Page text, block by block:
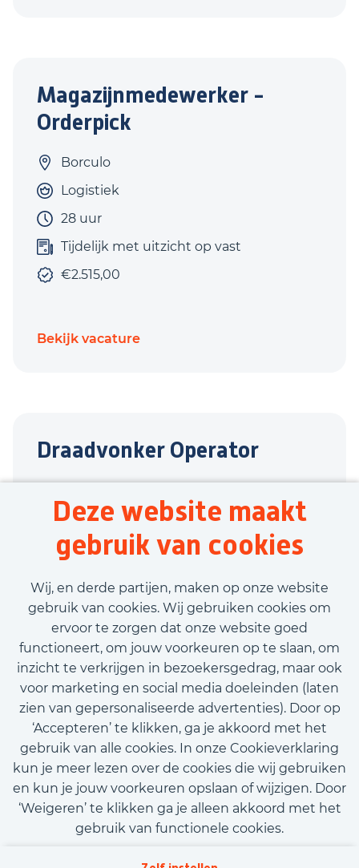
Deze website maakt
gebruik van cookies
Wij, en derde partijen, maken op onze website
gebruik van cookies. Wij gebruiken cookies om
ervoor te zorgen dat onze website goed
functioneert, om jouw voorkeuren op te slaan, om
inzicht te verkrijgen in bezoekersgedrag, maar ook
voor marketing en social media doeleinden (laten
zien van gepersonaliseerde advertenties). Door op
‘Accepteren’ te klikken, ga je akkoord met het
gebruik van alle cookies. In onze Cookieverklaring
kun je meer lezen over de cookies die wij gebruiken
en kun je jouw voorkeuren opslaan of wijzigen. Door
‘Weigeren’ te klikken ga je alleen akkoord met het
gebruik van functionele cookies.
Magazijnmedewerker -
Orderpick
Borculo
Logistiek
28 uur
Tijdelijk met uitzicht op vast
€2.515,00
Bekijk vacature
Draadvonker Operator
Techniek
40 uur
€2.700,00 - €3.466,00
Bekijk vacature
Call-to-action bij meer vacatures
Kom met ons in contact